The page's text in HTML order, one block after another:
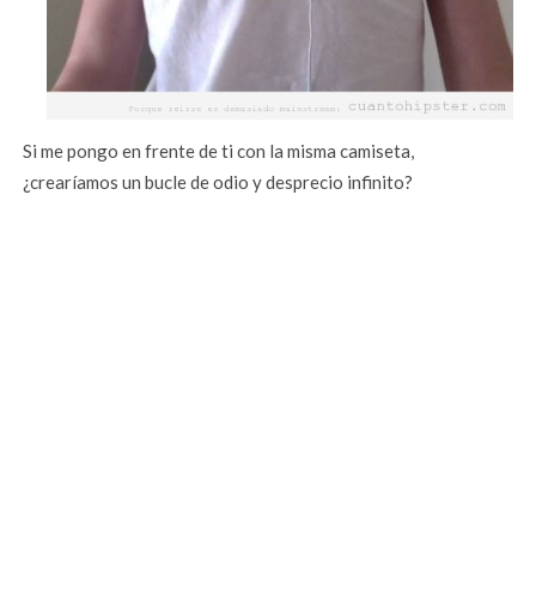
Si me pongo en frente de ti con la misma camiseta,
¿crearíamos un bucle de odio y desprecio infinito?